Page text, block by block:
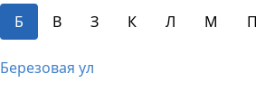
Б В З К Л М П
Березовая ул